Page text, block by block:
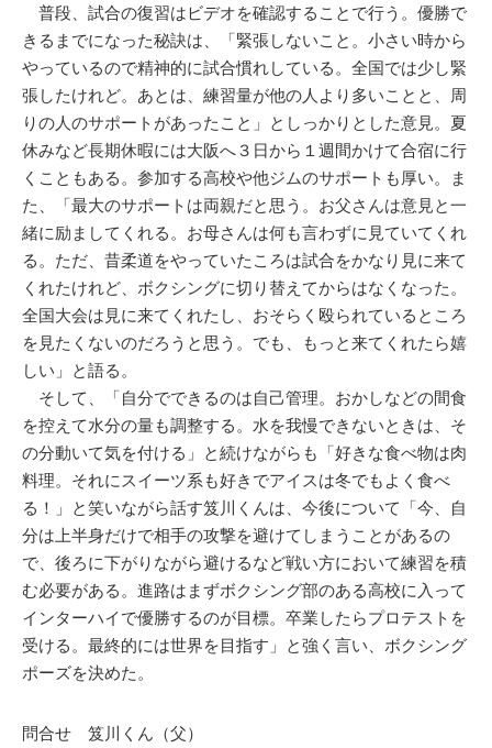
普段、試合の復習はビデオを確認することで行う。優勝で
きるまでになった秘訣は、「緊張しないこと。小さい時から
やっているので精神的に試合慣れしている。全国では少し緊
張したけれど。あとは、練習量が他の人より多いことと、周
りの人のサポートがあったこと」としっかりとした意見。夏
休みなど長期休暇には大阪へ３日から１週間かけて合宿に行
くこともある。参加する高校や他ジムのサポートも厚い。ま
た、「最大のサポートは両親だと思う。お父さんは意見と一
緒に励ましてくれる。お母さんは何も言わずに見ていてくれ
る。ただ、昔柔道をやっていたころは試合をかなり見に来て
くれたけれど、ボクシングに切り替えてからはなくなった。
全国大会は見に来てくれたし、おそらく殴られているところ
を見たくないのだろうと思う。でも、もっと来てくれたら嬉
しい」と語る。
そして、「自分でできるのは自己管理。おかしなどの間食
を控えて水分の量も調整する。水を我慢できないときは、そ
の分動いて気を付ける」と続けながらも「好きな食べ物は肉
料理。それにスイーツ系も好きでアイスは冬でもよく食べ
る！」と笑いながら話す笈川くんは、今後について「今、自
分は上半身だけで相手の攻撃を避けてしまうことがあるの
で、後ろに下がりながら避けるなど戦い方において練習を積
む必要がある。進路はまずボクシング部のある高校に入って
インターハイで優勝するのが目標。卒業したらプロテストを
受ける。最終的には世界を目指す」と強く言い、ボクシング
ポーズを決めた。
問合せ 笈川くん（父）